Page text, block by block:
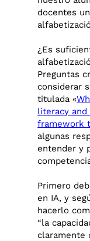
docentes
¿Es
Preguntas
considerar
titulada «
literacy and
framework
algunas
entender y
Primero
en IA, y
hacerlo
“la
claramente